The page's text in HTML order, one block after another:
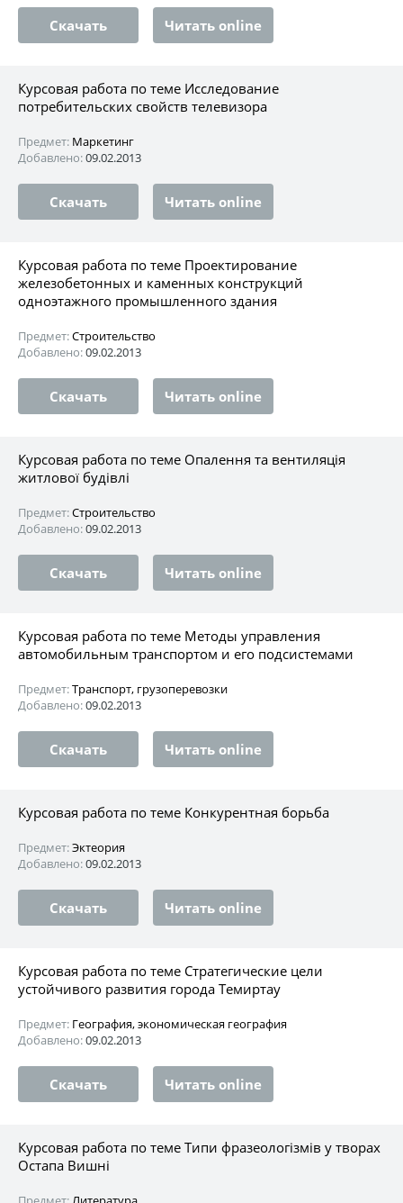
Скачать Читать online
Курсовая работа по теме Исследование
потребительских свойств телевизора
Предмет: Маркетинг
Добавлено:09.02.2013
Скачать Читать online
Курсовая работа по теме Проектирование
железобетонных и каменных конструкций
одноэтажного промышленного здания
Предмет:Строительство
Добавлено:09.02.2013
Скачать Читать online
Курсовая работа по теме Опалення та вентиляція
житлової будівлі
Предмет:Строительство
Добавлено:09.02.2013
Скачать Читать online
Курсовая работа по теме Методы управления
автомобильным транспортом и его подсистемами
Предмет:Транспорт, грузоперевозки
Добавлено:09.02.2013
Скачать Читать online
Курсовая работа по теме Конкурентная борьба
Предмет:Эктеория
Добавлено:09.02.2013
Скачать Читать online
Курсовая работа по теме Стратегические цели
устойчивого развития города Темиртау
Предмет: География, экономическая география
Добавлено:09.02.2013
Скачать Читать online
Курсовая работа по теме Типи фразеологізмів у творах
Остапа Вишні